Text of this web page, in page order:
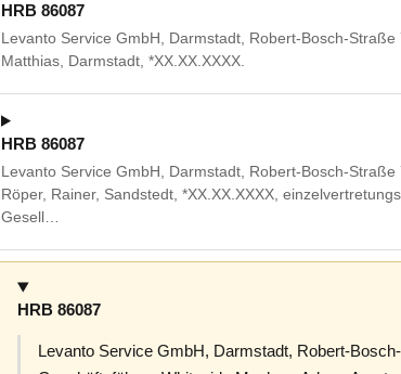
HRB 86087
Levanto Service GmbH, Darmstadt, Robert-Bosch-
Matthias, Darmstadt, *XX.XX.XXXX.
HRB 86087
Levanto Service GmbH, Darmstadt, Robert-Bosch-
Röper, Rainer, Sandstedt, *XX.XX.XXXX,
Gesell…
HRB 86087
Levanto Service GmbH, Darmstadt, Robert-